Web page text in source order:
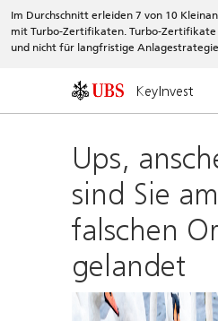
Im Durchschnitt erleiden 7 von 10
mit Turbo-Zertifikaten. Turbo-Zertifikate
und nicht für langfristige
KeyInvest
Ups,
sind Sie am
falschen
gelandet